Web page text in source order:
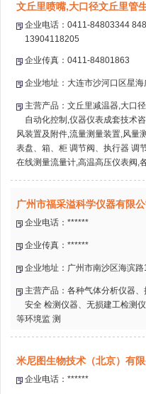
文丘里喷嘴,大口径文丘里管
企业电话：0411-84803344
13904118205
企业传真：0411-84801863
企业地址：大连市沙河口区星
主营产品：文丘里减温器,大口
自动化控制,仪器仪表成套技术
风装置及附件,流量测量装置,风量
表盘、箱、柜 调节阀、执行器 调
在线测量流量计,高温高压仪表阀,
广州市福采溢科学仪器有限公
企业电话：******
企业传真：******
企业地址：广州市南沙区海滨
主营产品：各种气体分析仪器
安全 检测仪器、无损建工检测
等环境监 测
米尼图生物技术（北京）有限
企业电话：******